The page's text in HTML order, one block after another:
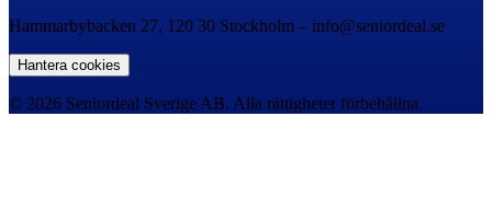
Hammarbybacken 27, 120 30 Stockholm – info@seniordeal.se
Hantera cookies
© 2026 Seniordeal Sverige AB. Alla rättigheter förbehållna.